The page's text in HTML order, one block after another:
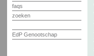
faqs
zoeken
EdP Genootschap